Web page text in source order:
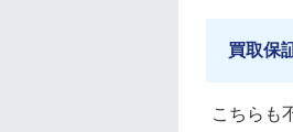
買取保
こちらも